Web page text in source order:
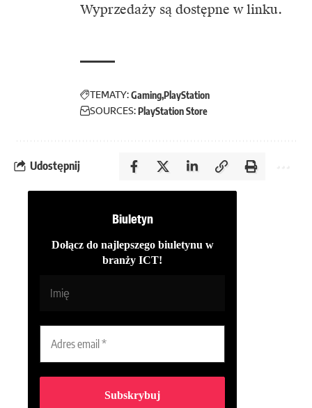
Wyprzedaży są dostępne wlinku.
TEMATY:GamingPlayStation
SOURCES:PlayStation Store
Udostępnij
Biuletyn
Dołącz do najlepszego biuletynu w
branży ICT!